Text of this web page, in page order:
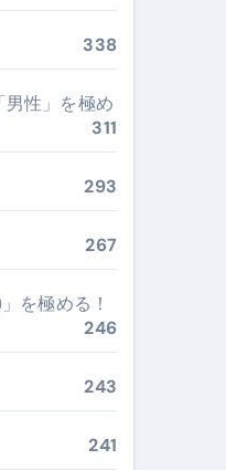
ー #小林将大
方ガイド
338
性」を極め
311
293
267
を極める！
246
243
241